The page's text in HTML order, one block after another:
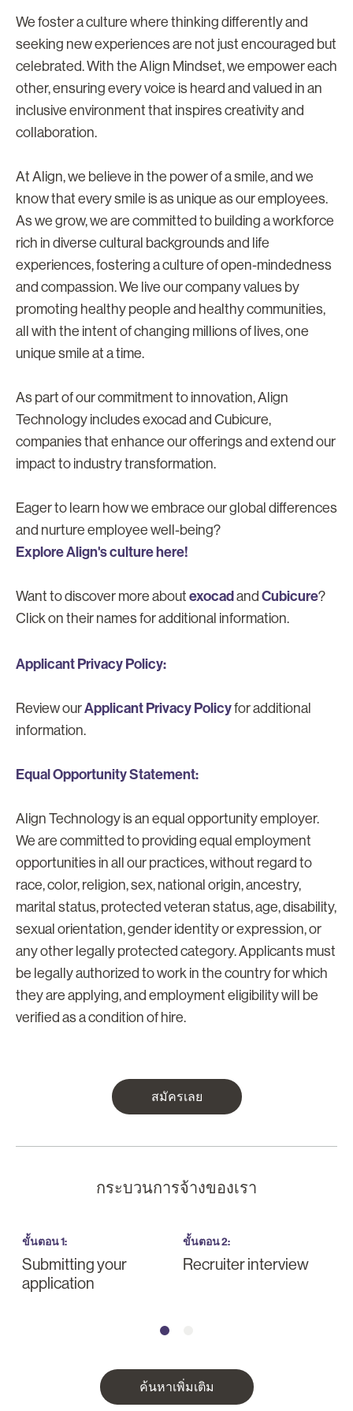
We foster a culture where thinking differently and
seeking new experiences are not just encouraged but
celebrated. With the Align Mindset, we empower each
other, ensuring every voice is heard and valued in an
inclusive environment that inspires creativity and
collaboration.
At Align, we believe in the power of a smile, and we
know that every smile is as unique as our employees.
As we grow, we are committed to building a workforce
rich in diverse cultural backgrounds and life
experiences, fostering a culture of open-mindedness
and compassion. We live our company values by
promoting healthy people and healthy communities,
all with the intent of changing millions of lives, one
unique smile at a time.
As part of our commitment to innovation, Align
Technology includes exocad and Cubicure,
companies that enhance our offerings and extend our
impact to industry transformation.
Eager to learn how we embrace our global differences
and nurture employee well-being?
Explore Align's culture here!
Want to discover more about exocadand Cubicure?
Click on their names for additional information.
Applicant Privacy Policy:
Review ourApplicant Privacy Policyfor additional
information.
Equal Opportunity Statement:
Align Technology is an equal opportunity employer.
We are committed to providing equal employment
opportunities in all our practices, without regard to
race, color, religion, sex, national origin, ancestry,
marital status, protected veteran status, age, disability,
sexual orientation, gender identity or expression, or
any other legally protected category. Applicants must
be legally authorized to work in the country for which
they are applying, and employment eligibility will be
verified as a condition of hire.
สมัครเลย
กระบวนการจ้างของเรา
ขั้นตอน1:
Submitting your
application
ขั้นตอน2:
Recruiter interview
ค้นหาเพิ่มเติม